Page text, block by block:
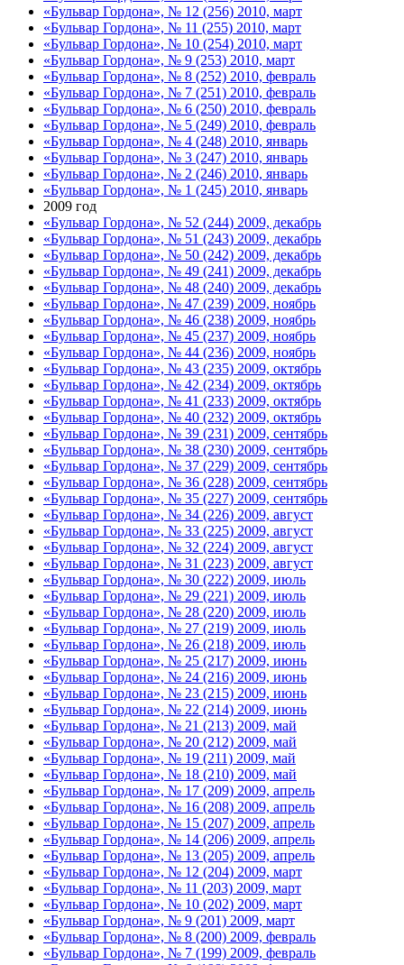
«Бульвар Гордона», № 12 (256) 2010, март
«Бульвар Гордона», № 11 (255) 2010, март
«Бульвар Гордона», № 10 (254) 2010, март
«Бульвар Гордона», № 9 (253) 2010, март
«Бульвар Гордона», № 8 (252) 2010, февраль
«Бульвар Гордона», № 7 (251) 2010, февраль
«Бульвар Гордона», № 6 (250) 2010, февраль
«Бульвар Гордона», № 5 (249) 2010, февраль
«Бульвар Гордона», № 4 (248) 2010, январь
«Бульвар Гордона», № 3 (247) 2010, январь
«Бульвар Гордона», № 2 (246) 2010, январь
«Бульвар Гордона», № 1 (245) 2010, январь
2009 год
«Бульвар Гордона», № 52 (244) 2009, декабрь
«Бульвар Гордона», № 51 (243) 2009, декабрь
«Бульвар Гордона», № 50 (242) 2009, декабрь
«Бульвар Гордона», № 49 (241) 2009, декабрь
«Бульвар Гордона», № 48 (240) 2009, декабрь
«Бульвар Гордона», № 47 (239) 2009, ноябрь
«Бульвар Гордона», № 46 (238) 2009, ноябрь
«Бульвар Гордона», № 45 (237) 2009, ноябрь
«Бульвар Гордона», № 44 (236) 2009, ноябрь
«Бульвар Гордона», № 43 (235) 2009, октябрь
«Бульвар Гордона», № 42 (234) 2009, октябрь
«Бульвар Гордона», № 41 (233) 2009, октябрь
«Бульвар Гордона», № 40 (232) 2009, октябрь
«Бульвар Гордона», № 39 (231) 2009, сентябрь
«Бульвар Гордона», № 38 (230) 2009, сентябрь
«Бульвар Гордона», № 37 (229) 2009, сентябрь
«Бульвар Гордона», № 36 (228) 2009, сентябрь
«Бульвар Гордона», № 35 (227) 2009, сентябрь
«Бульвар Гордона», № 34 (226) 2009, август
«Бульвар Гордона», № 33 (225) 2009, август
«Бульвар Гордона», № 32 (224) 2009, август
«Бульвар Гордона», № 31 (223) 2009, август
«Бульвар Гордона», № 30 (222) 2009, июль
«Бульвар Гордона», № 29 (221) 2009, июль
«Бульвар Гордона», № 28 (220) 2009, июль
«Бульвар Гордона», № 27 (219) 2009, июль
«Бульвар Гордона», № 26 (218) 2009, июль
«Бульвар Гордона», № 25 (217) 2009, июнь
«Бульвар Гордона», № 24 (216) 2009, июнь
«Бульвар Гордона», № 23 (215) 2009, июнь
«Бульвар Гордона», № 22 (214) 2009, июнь
«Бульвар Гордона», № 21 (213) 2009, май
«Бульвар Гордона», № 20 (212) 2009, май
«Бульвар Гордона», № 19 (211) 2009, май
«Бульвар Гордона», № 18 (210) 2009, май
«Бульвар Гордона», № 17 (209) 2009, апрель
«Бульвар Гордона», № 16 (208) 2009, апрель
«Бульвар Гордона», № 15 (207) 2009, апрель
«Бульвар Гордона», № 14 (206) 2009, апрель
«Бульвар Гордона», № 13 (205) 2009, апрель
«Бульвар Гордона», № 12 (204) 2009, март
«Бульвар Гордона», № 11 (203) 2009, март
«Бульвар Гордона», № 10 (202) 2009, март
«Бульвар Гордона», № 9 (201) 2009, март
«Бульвар Гордона», № 8 (200) 2009, февраль
«Бульвар Гордона», № 7 (199) 2009, февраль